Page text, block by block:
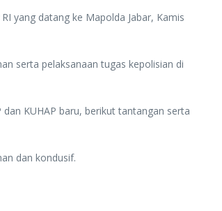
yang datang ke Mapolda Jabar, Kamis
serta pelaksanaan tugas kepolisian di
KUHAP baru, berikut tantangan serta
dan kondusif.